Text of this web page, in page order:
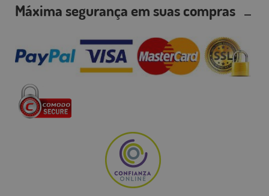
Máxima segurança em suas compras